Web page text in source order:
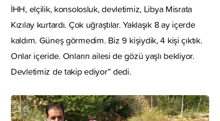
İHH, elçilik, konsolosluk, devletimiz, Libya Misrata
Kızılay kurtardı. Çok uğraştılar. Yaklaşık 8 ay içerde
kaldım. Güneş görmedim. Biz 9 kişiydik, 4 kişi çıktık.
Onlar içeride. Onların ailesi de gözü yaşlı bekliyor.
Devletimiz de takip ediyor” dedi.